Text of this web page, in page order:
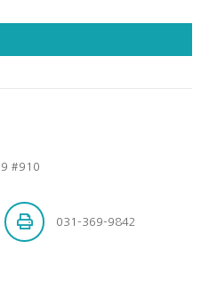
#910
031-369-9842